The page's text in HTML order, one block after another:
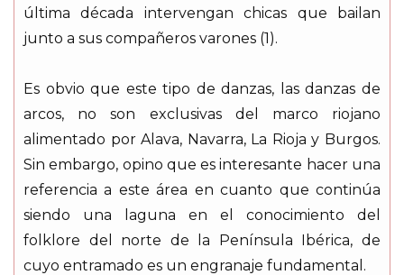
última década intervengan chicas que bailan
junto a sus compañeros varones (1).
Es obvio que este tipo de danzas, las danzas de
arcos, no son exclusivas del marco riojano
alimentado por Alava, Navarra, La Rioja y Burgos.
Sin embargo, opino que es interesante hacer una
referencia a este área en cuanto que continúa
siendo una laguna en el conocimiento del
folklore del norte de la Península Ibérica, de
cuyo entramado es un engranaje fundamental.